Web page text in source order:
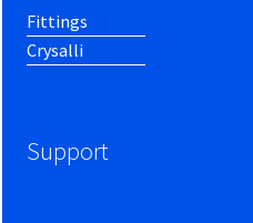
Fittings
Crysalli
Support